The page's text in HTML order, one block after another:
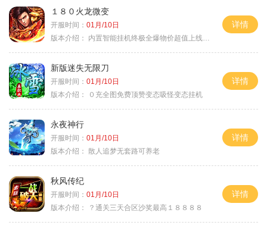
１８０火龙微变
开服时间： 01月/10日
版本介绍：
内置智能挂机终极全爆物价超值上线送神器
详情
新版迷失无限刀
开服时间： 01月/10日
版本介绍：
０充全图免费顶赞变态吸怪变态挂机
详情
永夜神行
开服时间： 01月/10日
版本介绍： 散人追梦无套路可养老
详情
秋风传纪
开服时间： 01月/10日
版本介绍：
？通关三天合区沙奖最高１８８８８
详情